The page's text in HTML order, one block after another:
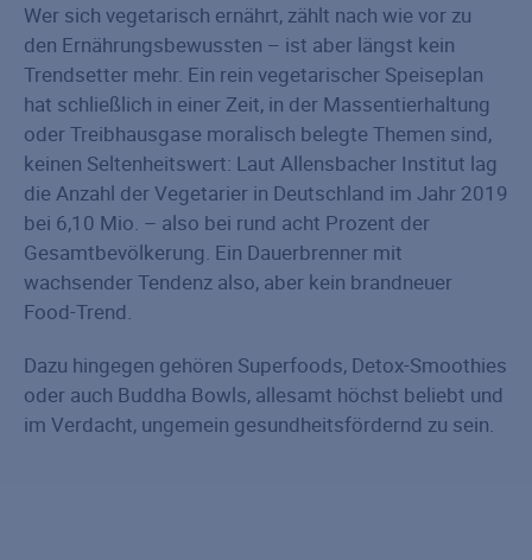
Wer sich vegetarisch ernährt, zählt nach wie vor zu
den Ernährungsbewussten – ist aber längst kein
Trendsetter mehr. Ein rein vegetarischer Speiseplan
hat schließlich in einer Zeit, in der Massentierhaltung
oder Treibhausgase moralisch belegte Themen sind,
keinen Seltenheitswert: Laut Allensbacher Institut lag
die Anzahl der Vegetarier in Deutschland im Jahr 2019
bei 6,10 Mio. – also bei rund acht Prozent der
Gesamtbevölkerung. Ein Dauerbrenner mit
wachsender Tendenz also, aber kein brandneuer
Food-Trend.
Dazu hingegen gehören Superfoods, Detox-Smoothies
oder auch Buddha Bowls, allesamt höchst beliebt und
im Verdacht, ungemein gesundheitsfördernd zu sein.